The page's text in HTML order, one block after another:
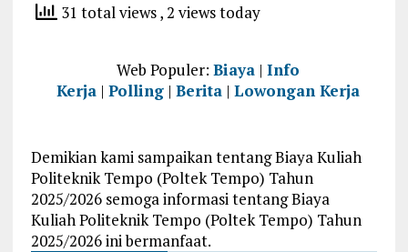
31 total views, 2 views today
Web Populer:Biaya |Info
Kerja |Polling |Berita |Lowongan Kerja
Demikian kami sampaikan tentang Biaya Kuliah
Politeknik Tempo (Poltek Tempo) Tahun
2025/2026 semoga informasi tentang Biaya
Kuliah Politeknik Tempo (Poltek Tempo) Tahun
2025/2026 ini bermanfaat.